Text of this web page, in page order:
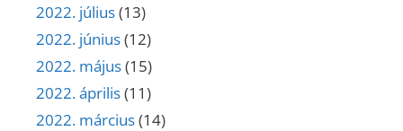
2022. július(13)
2022. június(12)
2022. május(15)
2022. április(11)
2022. március(14)